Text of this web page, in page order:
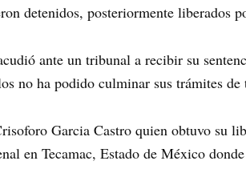
detenidos, posteriormente liberados
ante un tribunal a recibir su
no ha podido culminar sus trámites
Garcia Castro quien obtuvo su
en Tecamac, Estado de México